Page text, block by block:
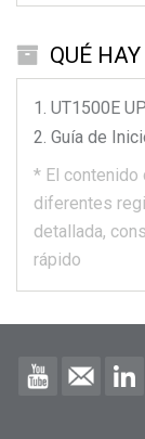
QUÉ
UT1500E
Guía de
* El
diferentes
detallada,
rápido